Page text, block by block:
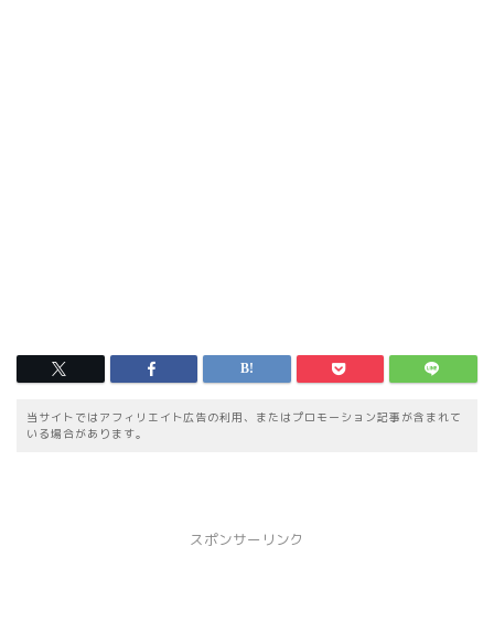
当サイトではアフィリエイト広告の利用、またはプロモーション記事が含まれて
いる場合があります。
スポンサーリンク